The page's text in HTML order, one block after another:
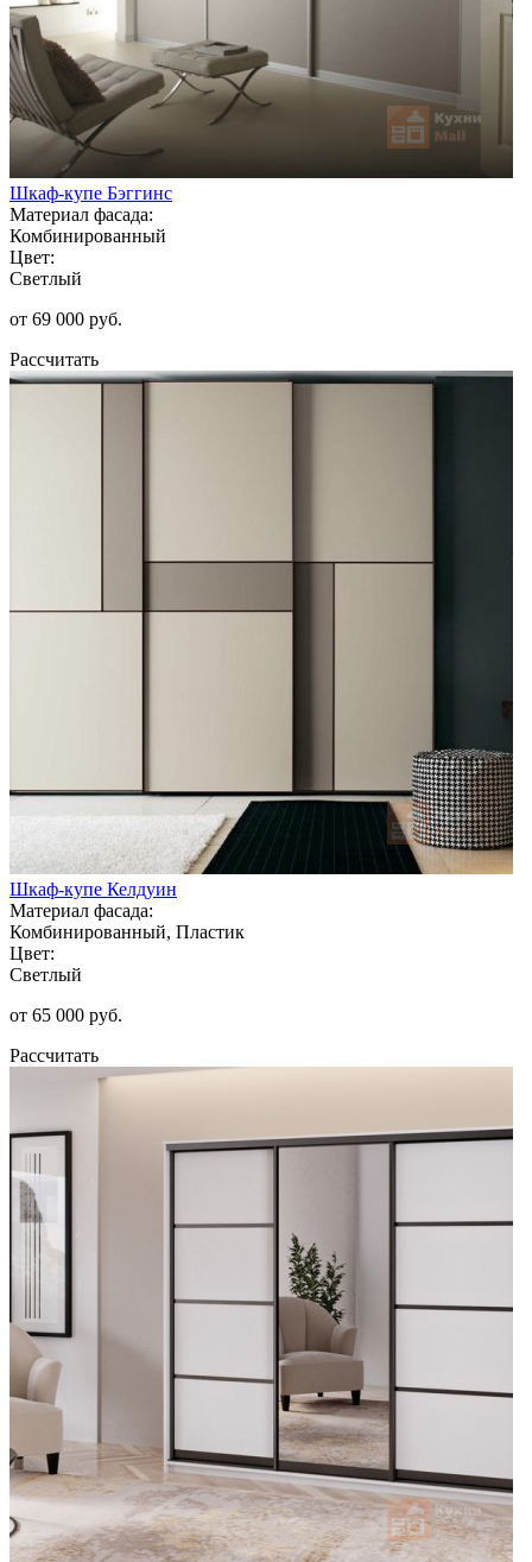
Шкаф-купе Бэггинс
Материал фасада:
Комбинированный
Цвет:
Светлый
от 69 000 руб.
Рассчитать
Шкаф-купе Келдуин
Материал фасада:
Комбинированный, Пластик
Цвет:
Светлый
от 65 000 руб.
Рассчитать